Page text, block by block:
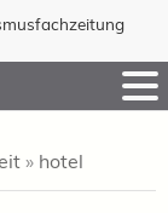
» hotel